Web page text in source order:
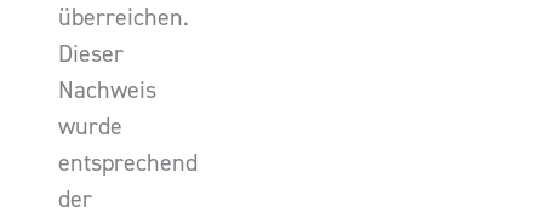
überreichen.
Dieser
Nachweis
wurde
entsprechend
der